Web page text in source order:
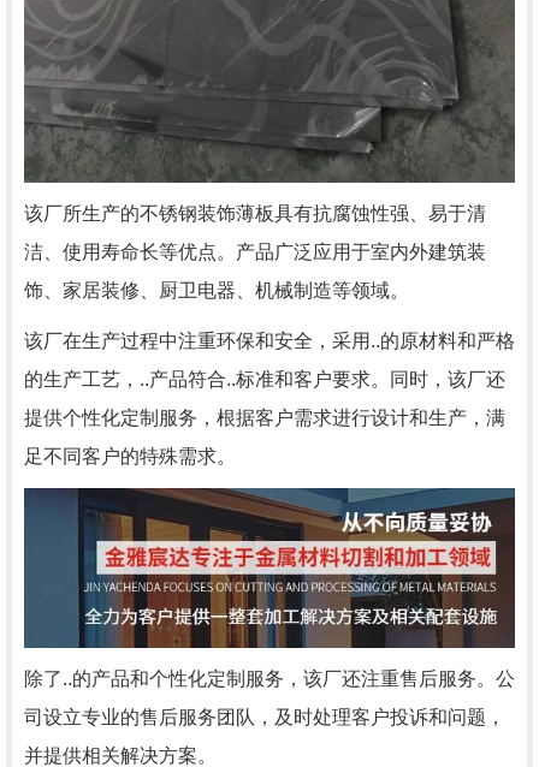
该厂所生产的不锈钢装饰薄板具有抗腐蚀性强、易于清
洁、使用寿命长等优点。产品广泛应用于室内外建筑装
饰、家居装修、厨卫电器、机械制造等领域。
该厂在生产过程中注重环保和安全，采用..的原材料和严格
的生产工艺，..产品符合..标准和客户要求。同时，该厂还
提供个性化定制服务，根据客户需求进行设计和生产，满
足不同客户的特殊需求。
除了..的产品和个性化定制服务，该厂还注重售后服务。公
司设立专业的售后服务团队，及时处理客户投诉和问题，
并提供相关解决方案。